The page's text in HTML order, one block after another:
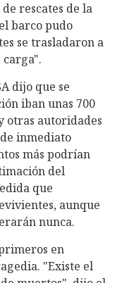
rescates de la
barco pudo
se trasladaron a
carga".
dijo que se
iban unas 700
otras autoridades
inmediato
más podrían
del
que
aunque
nunca.
en
"Existe el